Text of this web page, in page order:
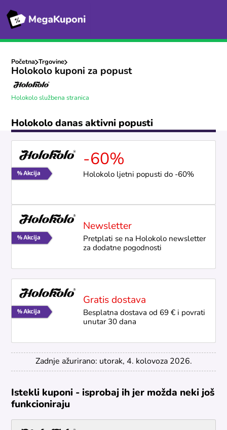
Početna Trgovine
Holokolo kuponi za popust
Holokolo službena stranica
Holokolo danas aktivni popusti
-60%
Holokolo ljetni popusti do -60%
Newsletter
Pretplati se na Holokolo newsletter
za dodatne pogodnosti
Gratis dostava
Besplatna dostava od 69 € i povrati
unutar 30 dana
Zadnje ažurirano: utorak, 4. kolovoza 2026.
Istekli kuponi - isprobaj ih jer možda neki još
funkcioniraju